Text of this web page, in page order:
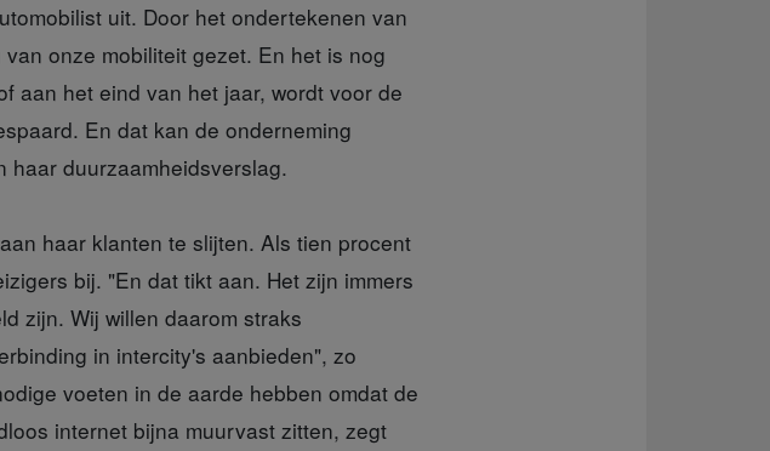
uit. Door het ondertekenen van
onze mobiliteit gezet. En het is nog
aan het eind van het jaar, wordt voor de
En dat kan de onderneming
haar duurzaamheidsverslag.
haar klanten te slijten. Als tien procent
bij. "En dat tikt aan. Het zijn immers
zijn. Wij willen daarom straks
in intercity's aanbieden", zo
voeten in de aarde hebben omdat de
internet bijna muurvast zitten, zegt